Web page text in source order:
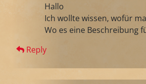
Hallo
Ich wollte wissen, wofür
Wo es eine Beschreibung
Reply